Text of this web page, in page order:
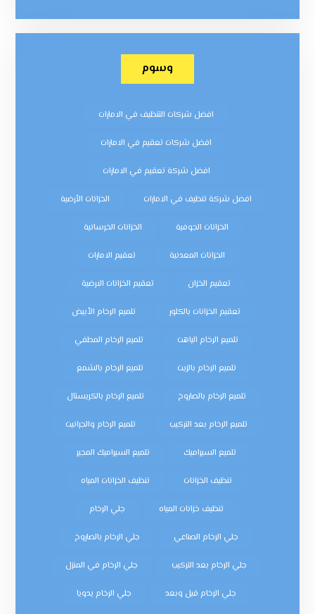
وسوم
افضل شركات التنظيف في الامارات
افضل شركات تعقيم في الامارات
افضل شركة تعقيم في الامارات
افضل شركة تنظيف في الامارات الخزانات الأرضية
الخزانات الجوفية الخزانات الخرسانية
الخزانات المعدنية تعقيم الامارات
تعقيم الخزان تعقيم الخزانات الارضية
تعقيم الخزانات بالكلور تلميع الرخام الأبيض
تلميع الرخام الباهت تلميع الرخام المطفي
تلميع الرخام بالزيت تلميع الرخام بالشمع
تلميع الرخام بالصاروخ تلميع الرخام بالكريستال
تلميع الرخام بعد التركيب تلميع الرخام والجرانيت
تلميع السيراميك تلميع السيراميك المجير
تنظيف الخزانات تنظيف الخزانات المياه
تنظيف خزانات المياه جلي الرخام
جلي الرخام الصناعي جلي الرخام بالصاروخ
جلي الرخام بعد التركيب جلي الرخام في المنزل
جلي الرخام قبل وبعد جلي الرخام يدويا